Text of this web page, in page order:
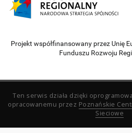
Projekt współfinansowany przez Unię
Funduszu Rozwoju
Ten serwis działa dzięki
opracowanemu przez Poznańskie
Sieciowe